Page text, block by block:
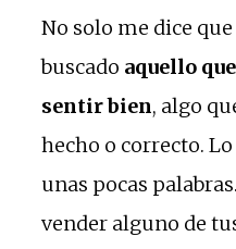
No solo me dice
buscado aquello
sentir bien, algo
hecho o correcto.
unas pocas
vender alguno de